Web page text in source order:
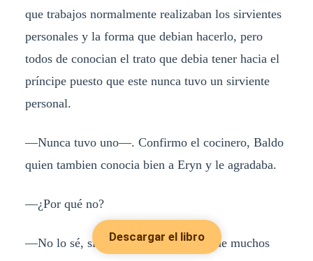
que trabajos normalmente realizaban los sirvientes
personales y la forma que debian hacerlo, pero
todos de conocian el trato que debia tener hacia el
príncipe puesto que este nunca tuvo un sirviente
personal.
—Nunca tuvo uno—. Confirmo el cocinero, Baldo
quien tambien conocia bien a Eryn y le agradaba.
—¿Por qué no?
—No lo sé, siempre se negó y mira que muchos
Descargar el libro